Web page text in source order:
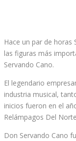
Hace un par de horas
las figuras más
Servando Cano.
El legendario
industria musical,
inicios fueron en el
Relámpagos Del
Don Servando Cano